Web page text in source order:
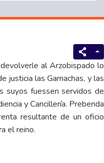
al Arzobispado lo
justicia las Garnachas, y las
suyos fuessen servidos de
y Cancillería. Prebenda
resultante de un oficio
el reino.